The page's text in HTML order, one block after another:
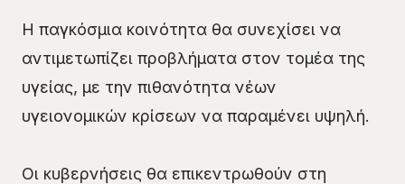
Η παγκόσμια κοινότητα θα συνεχίσει να
αντιμετωπίζει προβλήματα στον τομέα της
υγείας, με την πιθανότητα νέων
υγειονομικών κρίσεων να παραμένει υψηλή.
Οι κυβερνήσεις θα επικεντρωθούν στη